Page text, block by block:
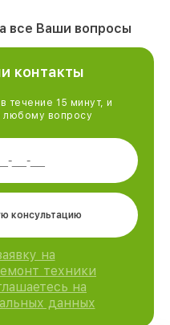
все Ваши вопросы
контакты
течение 15 минут, и
любому вопросу
консультацию
на
техники
на
данных